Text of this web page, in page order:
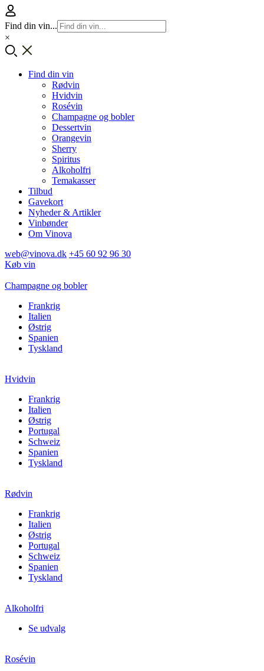
Find din vin...
×
Find din vin
Rødvin
Hvidvin
Rosévin
Champagne og bobler
Dessertvin
Orangevin
Sherry
Spiritus
Alkoholfri
Temakasser
Tilbud
Gavekort
Nyheder & Artikler
Vinbønder
Om Vinova
web@vinova.dk +45 60 92 96 30
Køb vin
Champagne og bobler
Frankrig
Italien
Østrig
Spanien
Tyskland
Hvidvin
Frankrig
Italien
Østrig
Portugal
Schweiz
Spanien
Tyskland
Rødvin
Frankrig
Italien
Østrig
Portugal
Schweiz
Spanien
Tyskland
Alkoholfri
Se udvalg
Rosévin